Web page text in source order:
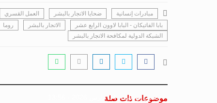
مبادرات إنسانية ضحايا الاتجار بالبشر العمل القسري
بابا الفاتيكان - البابا لاوون الرابع عشر
الاتجار بالبشر روما
الشبكة الدولية لمكافحة الاتجار بالبشر
موضوعات ذات صلة
جسور بوست 04 مارس 2026 - 13:56